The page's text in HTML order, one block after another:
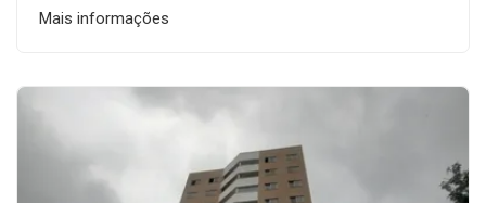
Mais informações